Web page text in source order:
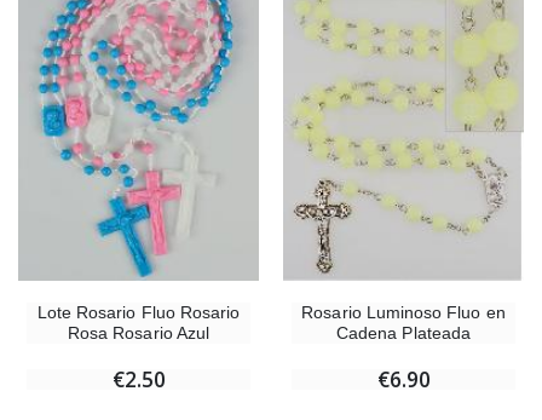
Lote Rosario Fluo Rosario
Rosa Rosario Azul
€2.50
Rosario Luminoso Fluo en
Cadena Plateada
€6.90